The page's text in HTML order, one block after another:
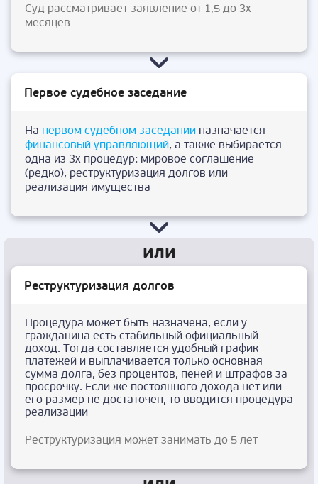
Суд рассматривает заявление от 1,5 до 3х
месяцев
Первое судебное заседание
На первом судебном заседании назначается
финансовый управляющий, а также выбирается
одна из 3х процедур: мировое соглашение
(редко), реструктуризация долгов или
реализация имущества
Реструктуризация долгов
Процедура может быть назначена, если у
гражданина есть стабильный официальный
доход. Тогда составляется удобный график
платежей и выплачивается только основная
сумма долга, без процентов, пеней и штрафов за
просрочку. Если же постоянного дохода нет или
его размер не достаточен, то вводится процедура
реализации
Реструктуризация может занимать до 5 лет